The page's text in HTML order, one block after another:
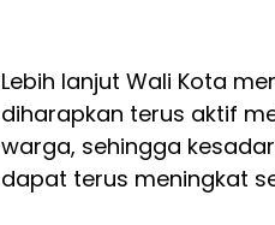
Lebih lanjut Wali Kota
diharapkan terus aktif
warga, sehingga
dapat terus meningkat